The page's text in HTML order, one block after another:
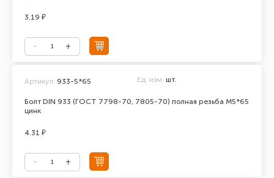
3.19 ₽
Болт DIN 933 (ГОСТ 7798-70, 7805-70) полная резьба М5*65
цинк
Артикул: 933-5*65 Ед. изм. шт.
4.31 ₽